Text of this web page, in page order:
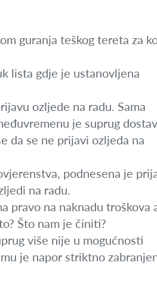
guranja teškog tereta za
lista gdje je ustanovljena
ozljede na radu. Sama
je suprug
da se ne prijavi ozljeda na
podnesena je
na radu.
pravo na naknadu troškova
Što nam je činiti?
više nije u mogućnosti
je napor striktno